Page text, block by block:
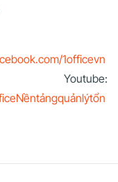
1officevn